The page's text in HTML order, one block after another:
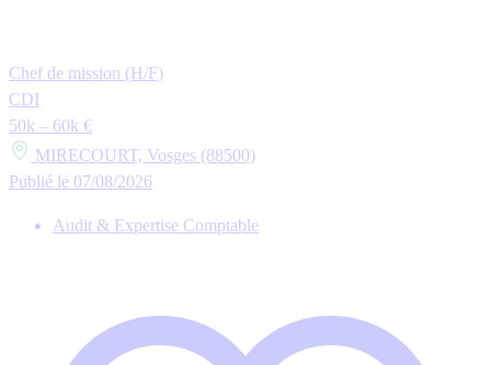
Chef de mission (H/F)
CDI
50k – 60k €
MIRECOURT, Vosges (88500)
Publié le 07/08/2026
Audit & Expertise Comptable